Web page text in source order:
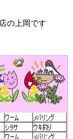
の上岡です